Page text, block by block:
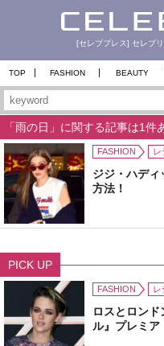
[セレブプレス] セレブ
TOP FASHION BEAUTY
「雨の日」に関する記事は1件
FASHION レ
ジジ・ハディ
方法！
PICK UP
FASHION レ
ロスとロン
ル』プレミ